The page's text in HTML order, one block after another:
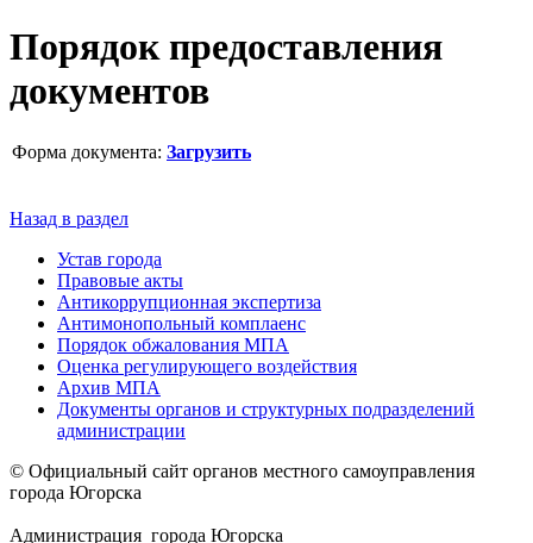
Порядок предоставления
документов
Форма документа: Загрузить
Назад в раздел
Устав города
Правовые акты
Антикоррупционная экспертиза
Антимонопольный комплаенс
Порядок обжалования МПА
Оценка регулирующего воздействия
Архив МПА
Документы органов и структурных подразделений
администрации
© Официальный сайт органов местного самоуправления
города Югорска
Администрация города Югорска